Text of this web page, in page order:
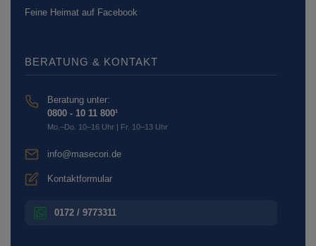
Feine Heimat auf Facebook
BERATUNG & KONTAKT
Beratung unter:
0800 - 10 11 800¹
Mo.–Do. 10–16 Uhr | Fr. 10–13 Uhr
info@masecori.de
Kontaktformular
0172 / 9773311